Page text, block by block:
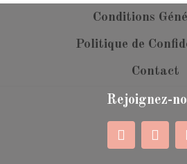
Conditions
Politique de
Contact
Rejoignez-